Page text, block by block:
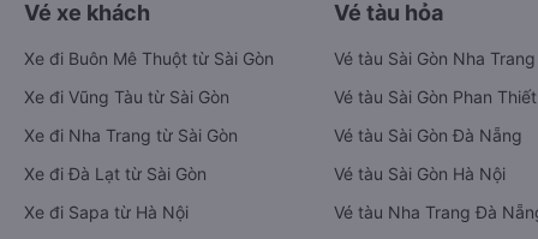
Vé xe khách
Xe đi Buôn Mê Thuột từ Sài Gòn
Xe đi Vũng Tàu từ Sài Gòn
Xe đi Nha Trang từ Sài Gòn
Xe đi Đà Lạt từ Sài Gòn
Xe đi Sapa từ Hà Nội
Vé tàu hỏa
Vé tàu Sài Gòn Nha Trang
Vé tàu Sài Gòn Phan Thiết
Vé tàu Sài Gòn Đà Nẵng
Vé tàu Sài Gòn Hà Nội
Vé tàu Nha Trang Đà